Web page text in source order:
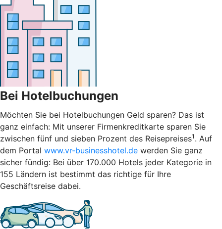
Bei Hotelbuchungen
Möchten Sie bei Hotelbuchungen Geld sparen? Das ist
ganz einfach: Mit unserer Firmenkreditkarte sparen Sie
zwischen fünf und sieben Prozent des Reisepreises1 . Auf
dem Portal www.vr-businesshotel.de werden Sie ganz
sicher fündig: Bei über 170.000 Hotels jeder Kategorie in
155 Ländern ist bestimmt das richtige für Ihre
Geschäftsreise dabei.